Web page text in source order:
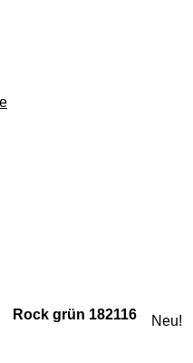
Rock grün 182116
Neu!